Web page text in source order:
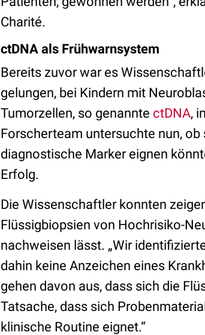
Charité.
ctDNA als Frühwarnsystem
Bereits zuvor war es
gelungen, bei Kindern mit
Tumorzellen, so genannte ctDNA,
Forscherteam untersuchte nun,
diagnostische Marker eignen
Erfolg.
Die Wissenschaftler konnten
Flüssigbiopsien von Hochrisiko-
nachweisen lässt. „Wir
dahin keine Anzeichen eines
gehen davon aus, dass sich die
Tatsache, dass sich
klinische Routine eignet.“